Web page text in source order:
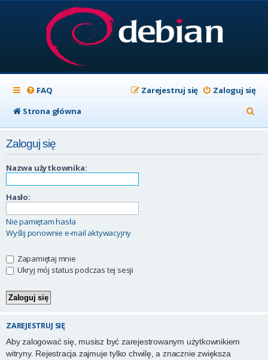
FAQ Zaloguj się
Zarejestruj się
Strona główna
z
Zaloguj się
Nazwa użytkownika:
Hasło:
Nie pamiętam hasła
Wyślij ponownie e-mail aktywacyjny
Zapamiętaj mnie
Ukryj mój status podczas tej sesji
ZAREJESTRUJ SIĘ
Aby zalogować się, musisz być zarejestrowanym użytkownikiem
witryny. Rejestracja zajmuje tylko chwilę, a znacznie zwiększa